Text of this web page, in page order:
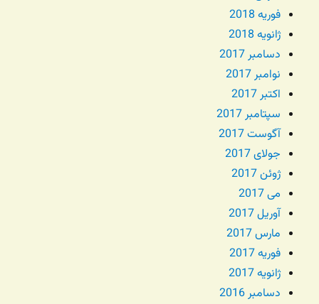
فوریه 2018
ژانویه 2018
دسامبر 2017
نوامبر 2017
اکتبر 2017
سپتامبر 2017
آگوست 2017
جولای 2017
ژوئن 2017
می 2017
آوریل 2017
مارس 2017
فوریه 2017
ژانویه 2017
دسامبر 2016